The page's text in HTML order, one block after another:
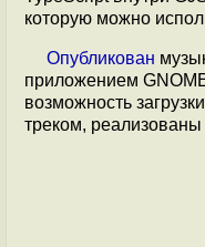
которую можно
Опубликован
приложением
возможность
треком,